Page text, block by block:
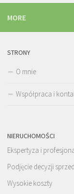
MORE
STRONY
O mnie
Współpraca i
NIERUCHOMOŚCI
Ekspertyza i
Podjęcie decyzji
Wysokie koszty